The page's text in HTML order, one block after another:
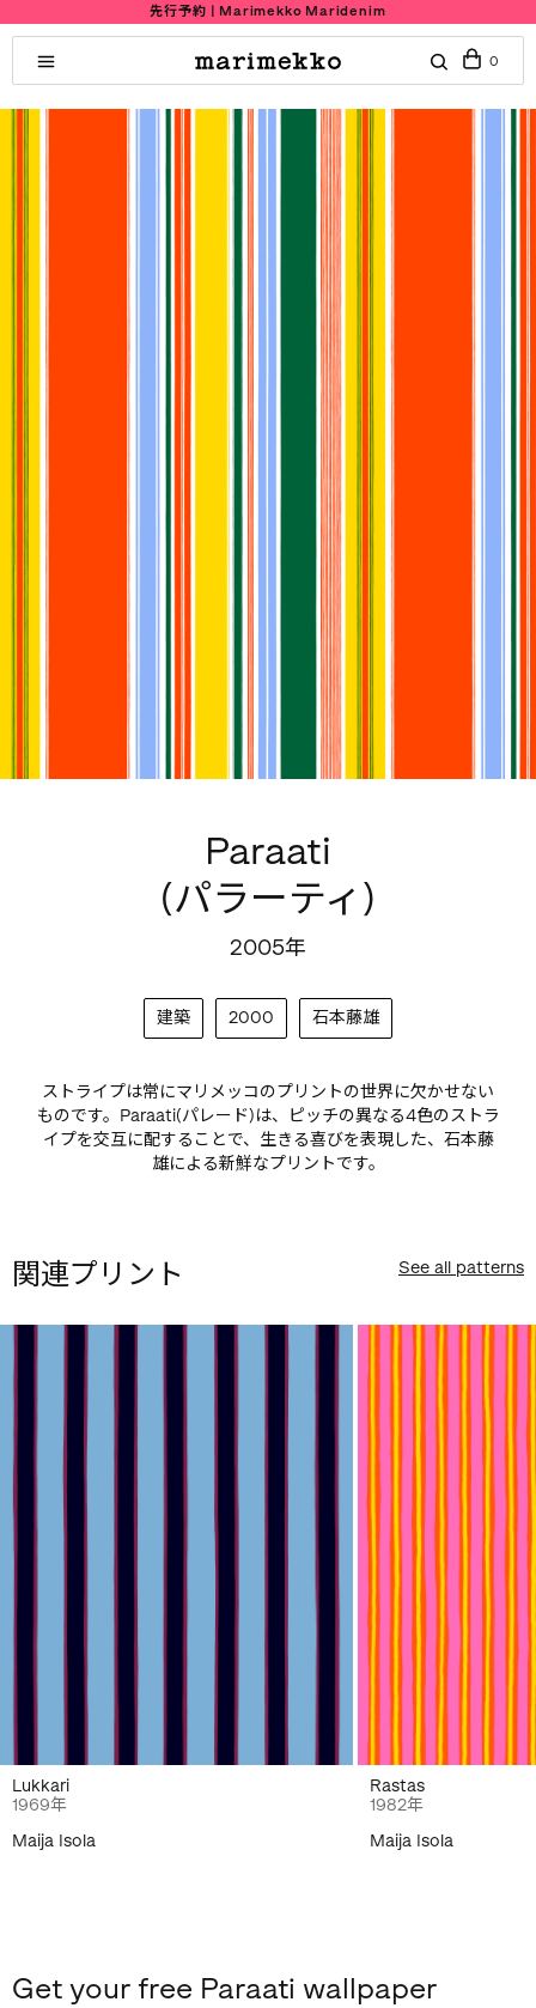
先行予約 | Marimekko Maridenim
0
Paraati
(パラーティ)
2005年
建築 2000 石本藤雄
ストライプは常にマリメッコのプリントの世界に欠かせない
ものです。Paraati(パレード)は、ピッチの異なる4色のストラ
イプを交互に配することで、生きる喜びを表現した、石本藤
雄による新鮮なプリントです。
関連プリント See all patterns
Lukkari
1969年
Maija Isola
Rastas
1982年
Maija Isola
Get your free Paraati wallpaper